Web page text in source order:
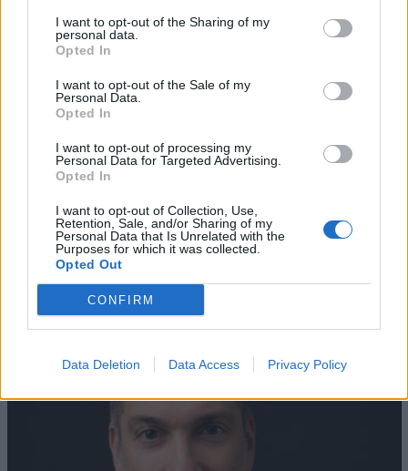
I want to opt-out of the Sharing of my
personal data.
Opted In
I want to opt-out of the Sale of my
Personal Data.
Opted In
I want to opt-out of processing my
Personal Data for Targeted Advertising.
Opted In
I want to opt-out of Collection, Use,
Retention, Sale, and/or Sharing of my
Personal Data that Is Unrelated with the
Purposes for which it was collected.
Opted Out
CONFIRM
Data Deletion Data Access Privacy Policy
AZIENDE E MERCATI
Davide Sechi
Dal lusso circolare all’intelligenza artificiale: come
Lenush Saf costruisce un ecosistema tra creatività,
impresa e musica